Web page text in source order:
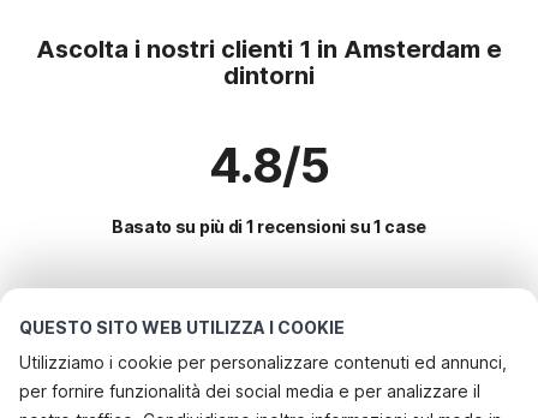
QUESTO SITO WEB UTILIZZA I COOKIE
Utilizziamo i cookie per personalizzare contenuti ed annunci,
per fornire funzionalità dei social media e per analizzare il
Ascolta i nostri clienti 1 in Amsterdam e
dintorni
4.8/5
Basato su più di 1 recensioni su 1 case
Le destinazioni più popolari per le
vacanze
Servizi più popolari per le vacanze in Amsterdam e dintorni